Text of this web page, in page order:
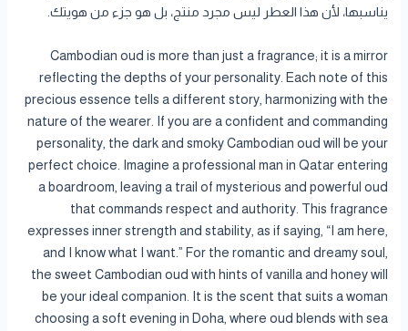
يناسبها، لأن هذا العطر ليس مجرد منتج، بل هو جزء من هويتك.
Cambodian oud is more than just a fragrance; it is a mirror
reflecting the depths of your personality. Each note of this
precious essence tells a different story, harmonizing with the
nature of the wearer. If you are a confident and commanding
personality, the dark and smoky Cambodian oud will be your
perfect choice. Imagine a professional man in Qatar entering
a boardroom, leaving a trail of mysterious and powerful oud
that commands respect and authority. This fragrance
expresses inner strength and stability, as if saying, “I am here,
and I know what I want.” For the romantic and dreamy soul,
the sweet Cambodian oud with hints of vanilla and honey will
be your ideal companion. It is the scent that suits a woman
choosing a soft evening in Doha, where oud blends with sea